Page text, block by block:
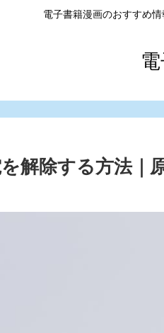
電子書籍漫画のおすすめ
解除する方法｜